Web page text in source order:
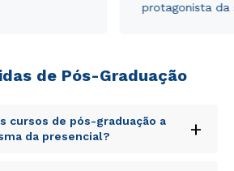
protagonista da
de Pós-Graduação
cursos de pós-graduação a
da presencial?
+